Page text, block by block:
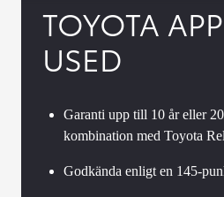
TOYOTA
USED
Garanti upp till 10 år eller
kombination med Toyota
Godkända enligt en 145-